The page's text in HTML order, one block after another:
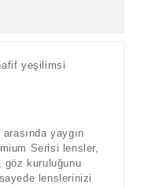
yeşilimsi
yaygın
Serisi lensler,
kuruluğunu
lenslerinizi